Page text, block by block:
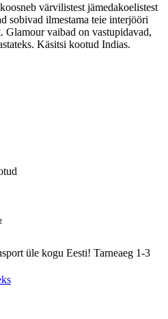
värvilistest jämedakoelistest
sobivad ilmestama teie interjööri
Glamour vaibad on vastupidavad,
Käsitsi kootud Indias.
üle kogu Eesti! Tarneaeg 1-3